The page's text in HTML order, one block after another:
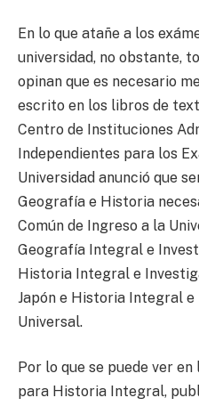
En lo que atañe a los
universidad, no obstante,
opinan que es necesario
escrito en los libros de
Centro de Instituciones
Independientes para los
Universidad anunció que
Geografía e Historia
Común de Ingreso a la
Geografía Integral e
Historia Integral e
Japón e Historia Integral
Universal.
Por lo que se puede ver
para Historia Integral,